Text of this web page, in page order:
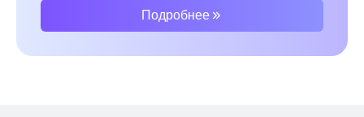
Подробнее